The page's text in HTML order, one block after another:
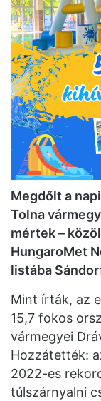
Megdőlt a
Tolna
mértek –
HungaroMet
listába
Mint írták, az
15,7 fokos
vármegyei
Hozzátették:
2022-es
túlszárnyalni